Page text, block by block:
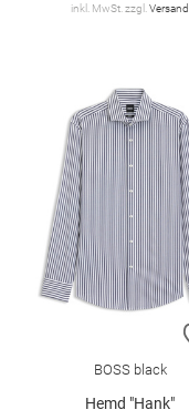
inkl. MwSt. zzgl. Versand
BOSS black
Hemd "Hank"